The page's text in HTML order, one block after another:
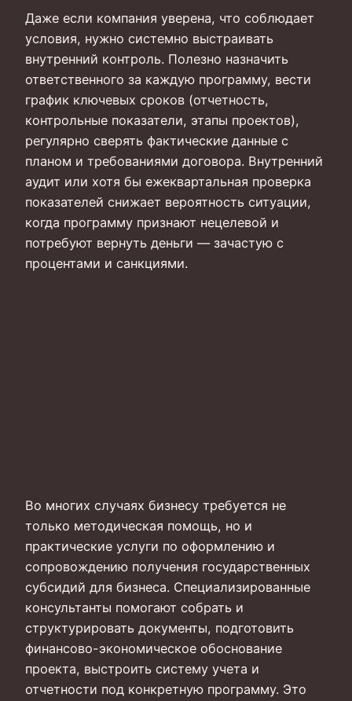
Даже если компания уверена, что соблюдает
условия, нужно системно выстраивать
внутренний контроль. Полезно назначить
ответственного за каждую программу, вести
график ключевых сроков (отчетность,
контрольные показатели, этапы проектов),
регулярно сверять фактические данные с
планом и требованиями договора. Внутренний
аудит или хотя бы ежеквартальная проверка
показателей снижает вероятность ситуации,
когда программу признают нецелевой и
потребуют вернуть деньги — зачастую с
процентами и санкциями.
Во многих случаях бизнесу требуется не
только методическая помощь, но и
практические услуги по оформлению и
сопровождению получения государственных
субсидий для бизнеса. Специализированные
консультанты помогают собрать и
структурировать документы, подготовить
финансово-экономическое обоснование
проекта, выстроить систему учета и
отчетности под конкретную программу. Это